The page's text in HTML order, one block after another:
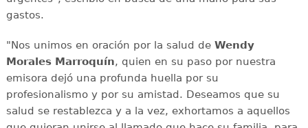
gastos.
"Nos unimos en oración por la salud de Wendy
Morales Marroquín, quien en su paso por nuestra
emisora dejó una profunda huella por su
profesionalismo y por su amistad. Deseamos que su
salud se restablezca y a la vez, exhortamos a aquellos